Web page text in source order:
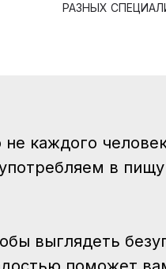
РАЗНЫХ
каждого
в
выглядеть